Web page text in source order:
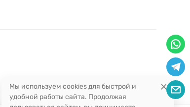
Мы используем cookies для быстрой и
удобной работы сайта. Продолжая